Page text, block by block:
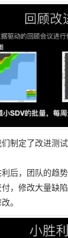
制定了改进测
后，团队的趋
，修改大量缺
。